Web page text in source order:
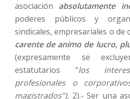
asociación absolutamente
poderes públicos y
sindicales, empresariales o de
carente de animo de lucro,
(expresamente se
estatutarios “los
profesionales o
magistrados”), 2).- Ser una